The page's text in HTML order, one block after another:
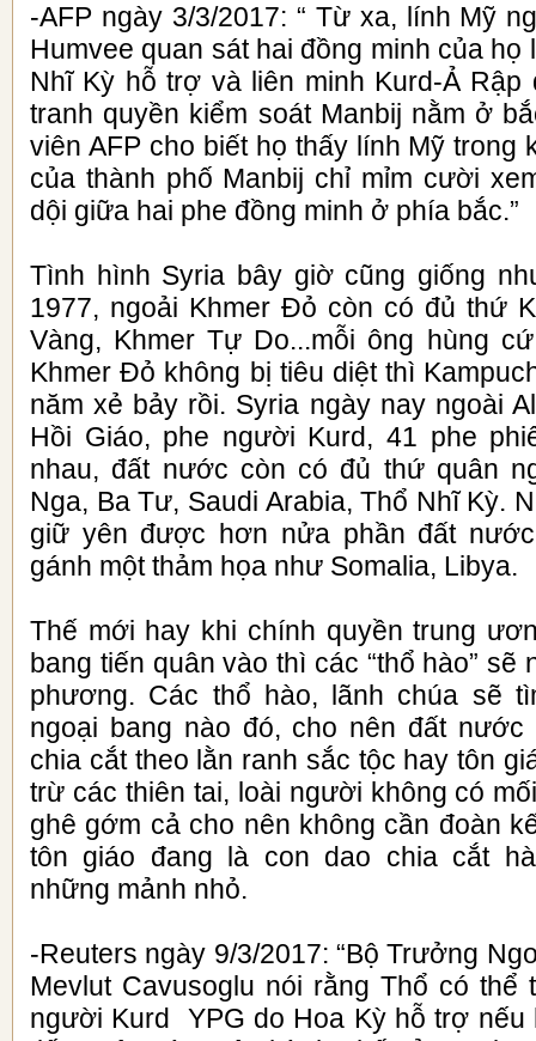
-AFP ngày 3/3/2017: “ Từ xa, lính Mỹ
Humvee quan sát hai đồng minh của
Nhĩ Kỳ hỗ trợ và liên minh Kurd-Ả Rập
tranh quyền kiểm soát Manbij nằm ở
viên AFP cho biết họ thấy lính Mỹ trong
của thành phố Manbij chỉ mỉm cười
dội giữa hai phe đồng minh ở phía bắc.”
Tình hình Syria bây giờ cũng giống
1977, ngoải Khmer Đỏ còn có đủ thứ
Vàng, Khmer Tự Do...mỗi ông hùng
Khmer Đỏ không bị tiêu diệt thì
năm xẻ bảy rồi. Syria ngày nay ngoài
Hồi Giáo, phe người Kurd, 41 phe
nhau, đất nước còn có đủ thứ quân
Nga, Ba Tư, Saudi Arabia, Thổ Nhĩ Kỳ.
giữ yên được hơn nửa phần đất
gánh một thảm họa như Somalia, Libya.
Thế mới hay khi chính quyền trung
bang tiến quân vào thì các “thổ hào” sẽ
phương. Các thổ hào, lãnh chúa sẽ
ngoại bang nào đó, cho nên đất
chia cắt theo lằn ranh sắc tộc hay tôn
trừ các thiên tai, loài người không có
ghê gớm cả cho nên không cần đoàn
tôn giáo đang là con dao chia cắt
những mảnh nhỏ.
-Reuters ngày 9/3/2017: “Bộ Trưởng
Mevlut Cavusoglu nói rằng Thổ có
người Kurd YPG do Hoa Kỳ hỗ trợ nếu